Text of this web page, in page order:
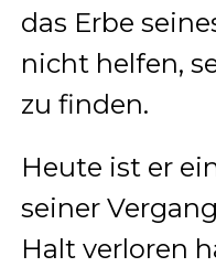
das Erbe
nicht helfen,
zu finden.
Heute ist er
seiner
Halt verloren